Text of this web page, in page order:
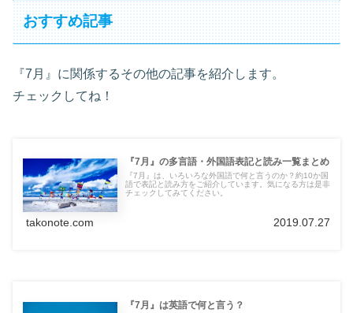
おすすめ記事
『7月』に関係するその他の記事を紹介します。
チェックしてね！
『7月』の多言語・外国語表記と読み一覧まとめ
『7月』は、いろいろな外国語で何と言うのか？約10か国
語で表記と読み方をご紹介しています。気になる方は是非
チェックしてみてください。
takonote.com 2019.07.27
『7月』は英語で何と言う？